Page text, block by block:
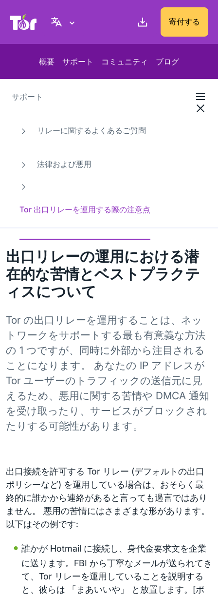
Tor Project ウェブサイト 寄付する
概要 サポート コミュニティ ブログ
サポート
リレーに関するよくあるご質問
法律および悪用
Tor 出口リレーを運用する際の注意点
出口リレーの運用における潜
在的な苦情とベストプラクテ
ィスについて
Tor の出口リレーを運用することは、ネッ
トワークをサポートする最も有意義な方法
の 1 つですが、同時に外部から注目される
ことになります。 あなたの IP アドレスが
Tor ユーザーのトラフィックの送信元に見
えるため、悪用に関する苦情や DMCA 通知
を受け取ったり、サービスがブロックされ
たりする可能性があります。
出口接続を許可する Tor リレー (デフォルトの出口
ポリシーなど) を運用している場合は、おそらく最
終的に誰かから連絡があると言っても過言ではあり
ません。 悪用の苦情にはさまざまな形があります。
以下はその例です:
誰かが Hotmail に接続し、身代金要求文を企業
に送ります。FBI から丁寧なメールが送られてき
て、Tor リレーを運用していることを説明する
と、彼らは 「まあいいや」 と放置します。[ポ